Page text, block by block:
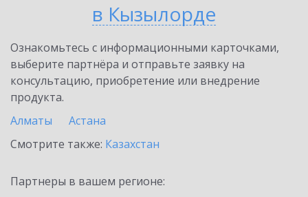
в Кызылорде
Ознакомьтесь с информационными карточками,
выберите партнёра и отправьте заявку на
консультацию, приобретение или внедрение
продукта.
Алматы
Астана
Смотрите также: Казахстан
Партнеры в вашем регионе: